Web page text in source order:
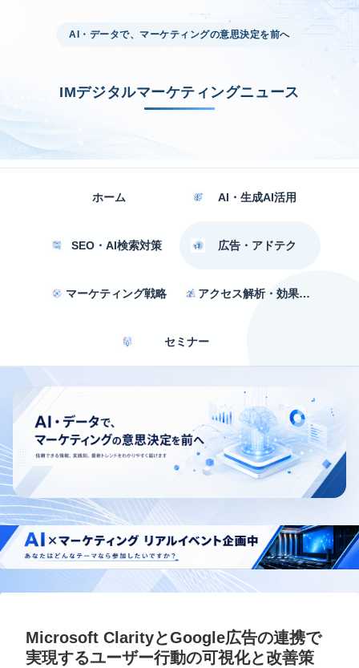
AI・データで、マーケティングの意思決定を前へ
IMデジタルマーケティングニュース
ホーム AI・生成AI活用
SEO・AI検索対策 広告・アドテク
マーケティング戦略 アクセス解析・効果測定
セミナー
Microsoft ClarityとGoogle広告の連携で
実現するユーザー行動の可視化と改善策